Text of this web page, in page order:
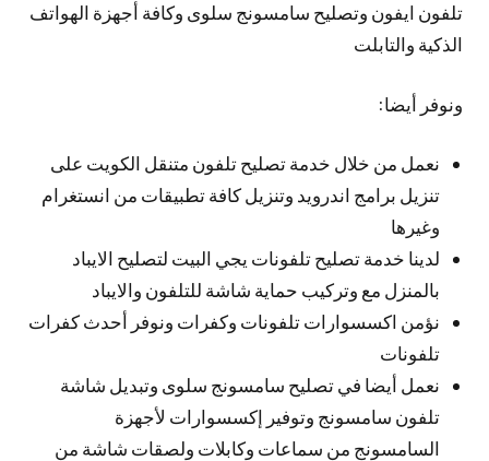
تلفون ايفون وتصليح سامسونج سلوى وكافة أجهزة الهواتف
الذكية والتابلت
ونوفر أيضا:
نعمل من خلال خدمة تصليح تلفون متنقل الكويت على
تنزيل برامج اندرويد وتنزيل كافة تطبيقات من انستغرام
وغيرها
لدينا خدمة تصليح تلفونات يجي البيت لتصليح الايباد
بالمنزل مع وتركيب حماية شاشة للتلفون والايباد
نؤمن اكسسوارات تلفونات وكفرات ونوفر أحدث كفرات
تلفونات
نعمل أيضا في تصليح سامسونج سلوى وتبديل شاشة
تلفون سامسونج وتوفير إكسسوارات لأجهزة
السامسونج من سماعات وكابلات ولصقات شاشة من